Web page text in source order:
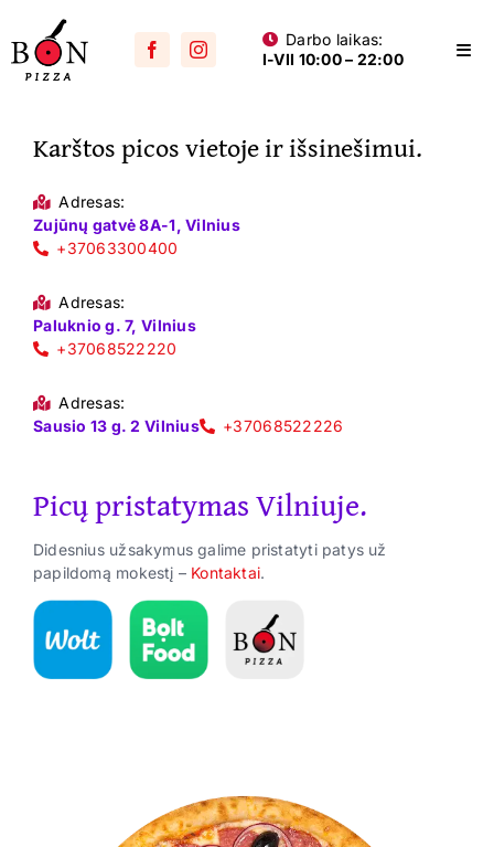
to
content
Darbo laikas:
I-VII 10:00 – 22:00
Su mėsa
Užkandžiai
Karštos picos vietoje ir išsinešimui.
Adresas:
Zujūnų gatvė 8A-1, Vilnius
+37063300400
Adresas:
Paluknio g. 7, Vilnius
+37068522220
Adresas:
Sausio 13 g. 2 Vilnius
+37068522226
Picų pristatymas Vilniuje.
Didesnius užsakymus galime pristatyti patys už
papildomą mokestį – Kontaktai.